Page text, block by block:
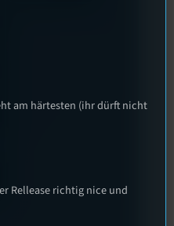
am härtesten (ihr dürft nicht
Rellease richtig nice und